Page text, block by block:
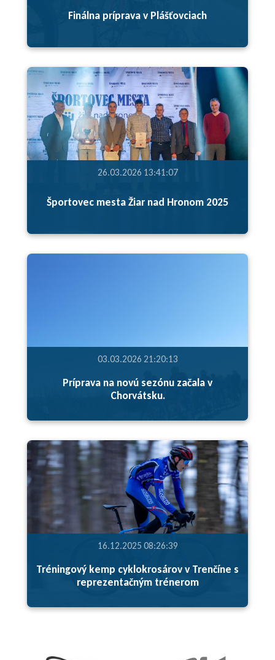
Finálna príprava v Plášťovciach
26.03.2026 13:41:07
Športovec mesta Žiar nad Hronom 2025
03.03.2026 21:20:13
Príprava na novú sezónu začala v
Chorvátsku.
16.12.2025 08:26:39
Tréningový kemp cyklokrosárov v Trenčíne s
reprezentačným trénerom